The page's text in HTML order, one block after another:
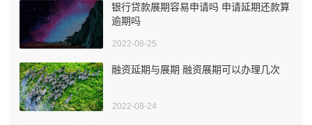
银行贷款展期容易申请吗 申请延期还款算
逾期吗
2022-08-25
融资延期与展期 融资展期可以办理几次
2022-08-24